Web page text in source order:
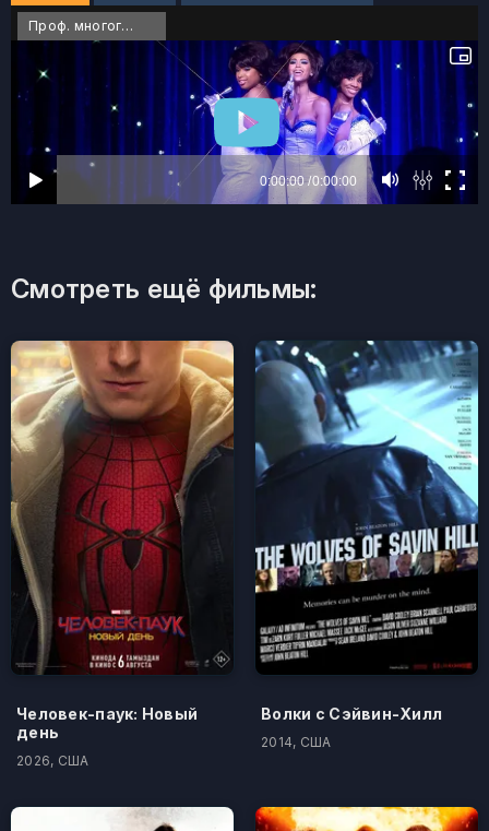
Проф. многоголосый
Смотреть ещё фильмы:
Человек-паук: Новый
день
2026, США
Волки с Сэйвин-Хилл
2014, США